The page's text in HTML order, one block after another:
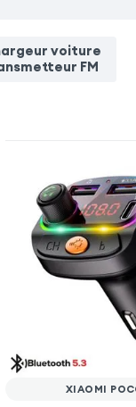
voiture
FM
XIAOMI